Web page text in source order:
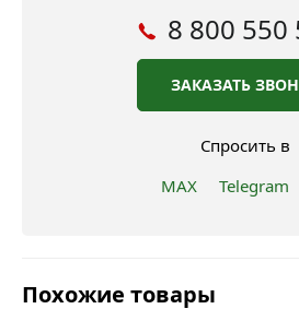
8 800 550
ЗАКАЗАТЬ
Спросить в
MAX
Telegram
Похожие товары